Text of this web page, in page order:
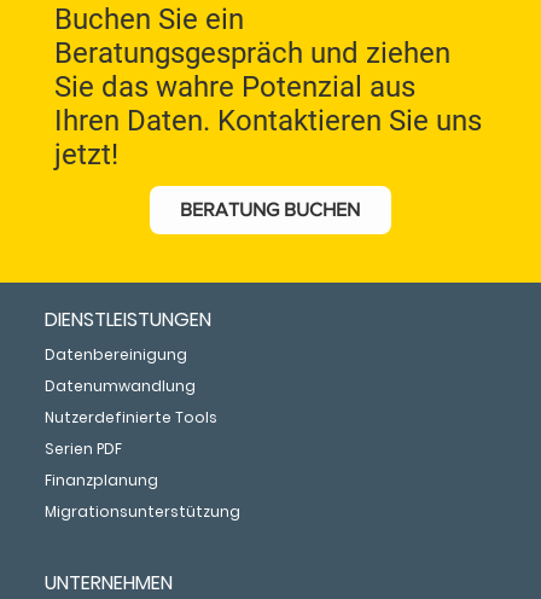
​Buchen Sie ein
Beratungsgespräch und ziehen
Sie das wahre Potenzial aus
Ihren Daten. Kontaktieren Sie uns
jetzt!
BERATUNG BUCHEN
DIENSTLEISTUNGEN
Datenbereinigung
Datenumwandlung
Nutzerdefinierte Tools
Serien PDF
Finanzplanung
Migrationsunterstützung
UNTERNEHMEN